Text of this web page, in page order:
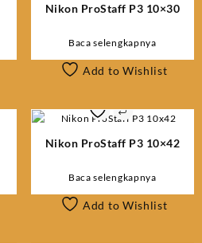
Nikon ProStaff P3 10×30
Baca selengkapnya
Add to Wishlist
Nikon ProStaff P3 10×42
Baca selengkapnya
Add to Wishlist